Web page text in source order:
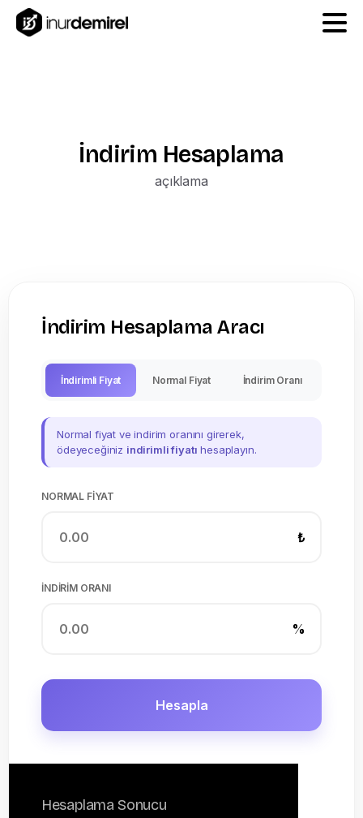
İndirim Hesaplama
açıklama
İndirim Hesaplama Aracı
İndirimli Fiyat Normal Fiyat İndirim Oranı
Normal fiyat ve indirim oranını girerek,
ödeyeceğiniz indirimli fiyatı hesaplayın.
NORMAL FIYAT
₺
İNDIRIM ORANI
%
Hesapla
Hesaplama Sonucu